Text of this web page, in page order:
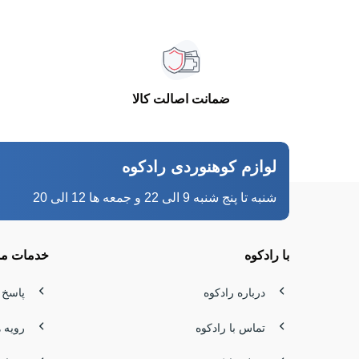
در
چادر
بالاتر
هنگام
ضمانت اصالت کالا
لوازم کوهنوردی رادکوه
شنبه تا پنج شنبه 9 الی 22 و جمعه ها 12 الی 20
با رادکوه
درباره رادکوه
تماس با رادکوه
خدمات